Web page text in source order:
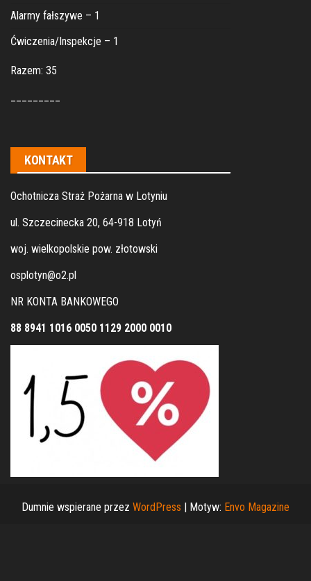
Alarmy fałszywe – 1
Ćwiczenia/Inspekcje – 1
Razem: 35
KONTAKT
Ochotnicza Straż Pożarna w Lotyniu
ul. Szczecinecka 20, 64-918 Lotyń
woj. wielkopolskie pow. złotowski
osplotyn@o2.pl
NR KONTA BANKOWEGO
88 8941 1016 0050 1129 2000 0010
Dumnie wspierane przez WordPress Motyw: Envo Magazine